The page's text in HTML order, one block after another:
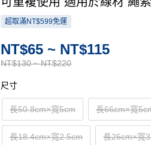
超取滿NT$599免運
NT$130 ~ NT$220
NT$65 ~ NT$115
尺寸
長50.8cm×寬5cm 長66cm×寬
長18.4cm×寬2.5cm 長26cm×寬